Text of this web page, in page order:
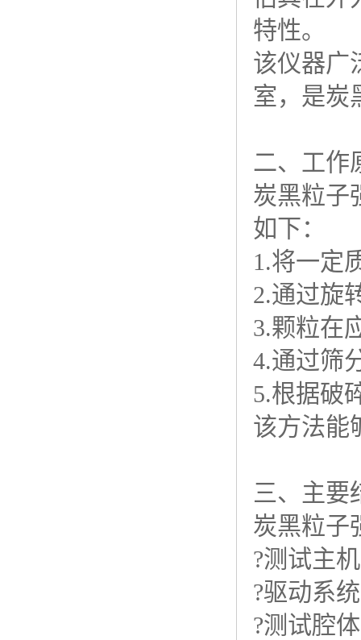
特性。
该仪器广
室，是炭
二、工作
炭黑粒子
如下：
1.将一定
2.通过旋
3.颗粒在
4.通过筛
5.根据破
该方法能
三、主要
炭黑粒子
?测试主
?驱动系
?测试腔